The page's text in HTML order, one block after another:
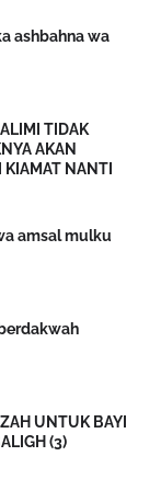
ashbahna wa
TIDAK
AKAN
KIAMAT NANTI
amsal mulku
UNTUK BAYI
(3)